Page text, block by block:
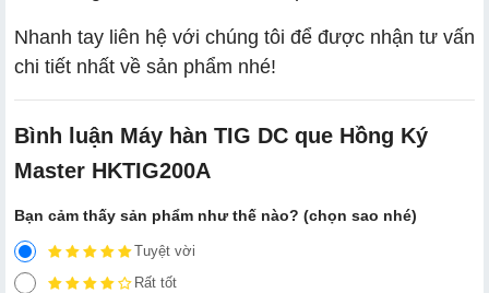
Nhanh tay liên hệ với chúng tôi để được nhận tư vấn
chi tiết nhất về sản phẩm nhé!
Bình luận Máy hàn TIG DC que Hồng Ký
Master HKTIG200A
Bạn cảm thấy sản phẩm như thế nào? (chọn sao nhé)
Tuyệt vời
Rất tốt